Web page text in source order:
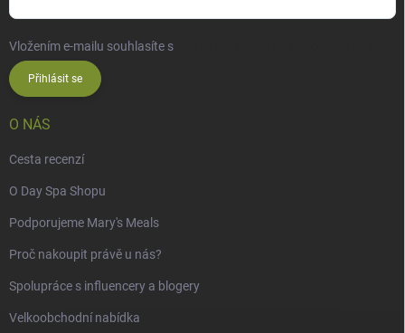
Vložením e-mailu souhlasíte s
Přihlásit se
O NÁS
Cesta recenzí
O Day Spa Shopu
Podporujeme Mary's Meals
Proč nakoupit právě u nás?
Spolupráce s influencery a blogery
Velkoobchodní nabídka